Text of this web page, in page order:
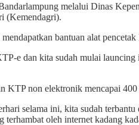
melalui Dinas
(Kemendagri).
bantuan alat
e dan kita sudah mulai
non elektronik mencapai
selama ini, kita sudah
oleh internet kadang